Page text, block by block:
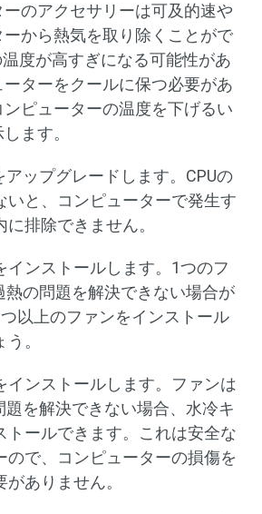
のアクセサリーは可及的速や
から熱気を取り除くことがで
度が高すぎになる可能性があ
ターをクールに保つ必要があ
ンピューターの温度を下げるい
ます。
アップグレードします。CPUの
いと、コンピューターで発生す
に排除できません。
インストールします。1つのフ
熱の問題を解決できない場合が
以上のファンをインストール
。
インストールします。ファンは
題を解決できない場合、水冷キ
トールできます。これは安全な
ので、コンピューターの損傷を
ありません。